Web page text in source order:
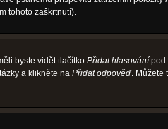
tohoto zaškrtnutí).
byste vidět tlačítko Přidat hlasování pod
a klikněte na Přidat odpověď. Můžete